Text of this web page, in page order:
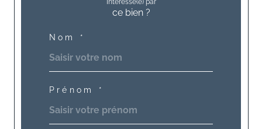
Intéressé(e) par
ce bien ?
Nom *
Prénom *